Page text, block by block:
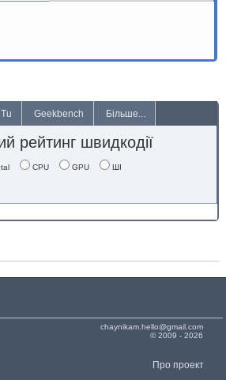
Geekbench Більше...
рейтинг швидкодії
CPU GPU ШІ
chaynikam.hello@gmail.com
© 2009 - 2026
Про проект